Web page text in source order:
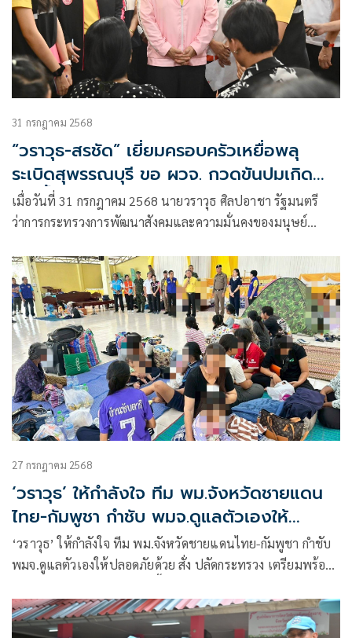
31 กรกฎาคม 2568
“วราวุธ-สรชัด” เยี่ยมครอบครัวเหยื่อพลุ
ระเบิดสุพรรณบุรี ขอ ผวจ. กวดขันปมเกิด
เหตุซ้ำ วอน กำนันผู้ใหญ่บ้าน ช่วยเคาะประตู
บ้าน มีบ้านไหนประกอบกิจการ
เมื่อวันที่ 31 กรกฎาคม 2568 นายวราวุธ ศิลปอาชา รัฐมนตรี
ว่าการกระทรวงการพัฒนาสังคมและความมั่นคงของมนุษย์
สุพรรณบุรี และผู้บริหารกระทรวง พม.
27 กรกฎาคม 2568
‘วราวุธ’ ให้กำลังใจ ทีม พม.จังหวัดชายแดน
ไทย-กัมพูชา กำชับ พมจ.ดูแลตัวเองให้
ปลอดภัยด้วย สั่ง ปลัดกระทรวง เตรียม
พร้อมหมุนเวียนสับเปลี่ยนทีมจากพื้นที่ใกล้
‘วราวุธ’ ให้กำลังใจ ทีม พม.จังหวัดชายแดนไทย-กัมพูชา กำชับ
พมจ.ดูแลตัวเองให้ปลอดภัยด้วย สั่ง ปลัดกระทรวง เตรียมพร้อม
เปราะบาง อพยพเข้าศูนย์พักพิง รับรายงาน ขาดแคลน นมผง
เด็ก ผ้าอ้อมผู้ใหญ่ ยารักษาโรค